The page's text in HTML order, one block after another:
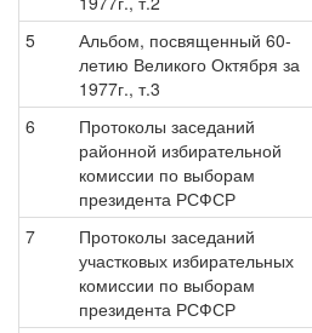
5
Альбом, посвященный 60-
летию Великого Октября за
1977г., т.3
6
Протоколы заседаний
районной избирательной
комиссии по выборам
президента РСФСР
7
Протоколы заседаний
участковых избирательных
комиссии по выборам
президента РСФСР